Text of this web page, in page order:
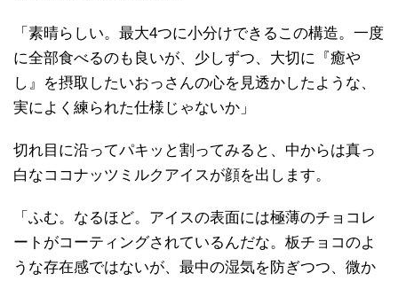
「素晴らしい。最大4つに小分けできるこの構造。一度
に全部食べるのも良いが、少しずつ、大切に『癒や
し』を摂取したいおっさんの心を見透かしたような、
実によく練られた仕様じゃないか」
切れ目に沿ってパキッと割ってみると、中からは真っ
白なココナッツミルクアイスが顔を出します。
「ふむ。なるほど。アイスの表面には極薄のチョコレ
ートがコーティングされているんだな。板チョコのよ
うな存在感ではないが、最中の湿気を防ぎつつ、微か